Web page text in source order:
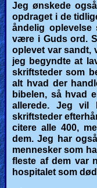
Jeg ønskede
opdraget i de
åndelig oplevelse
være i Guds ord.
oplevet var sandt,
jeg begyndte at
skriftsteder som
alt hvad der
bibelen, så hvad
allerede. Jeg vil
skriftsteder
citere alle 400,
dem. Jeg har
mennesker som
fleste af dem var
hospitalet som